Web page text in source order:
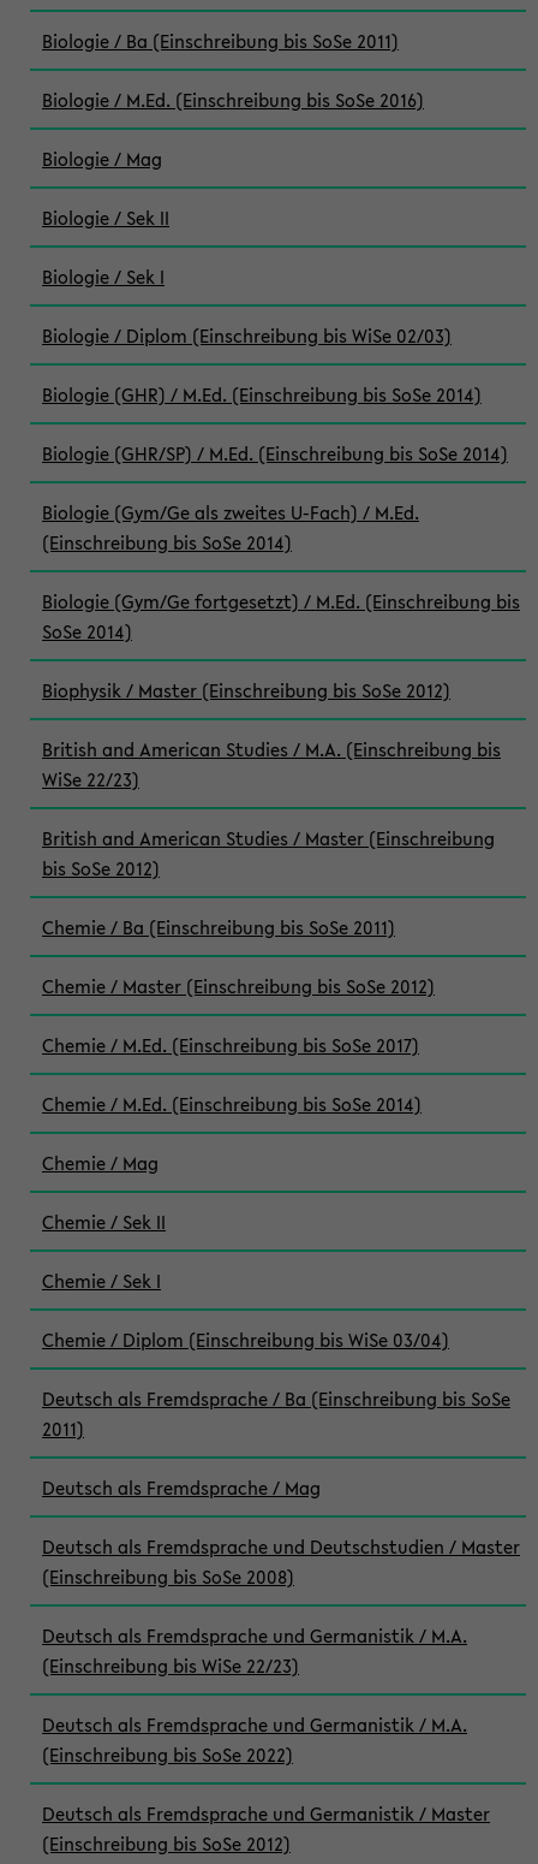
Biologie / Ba (Einschreibung bis SoSe 2011)
Biologie / M.Ed. (Einschreibung bis SoSe 2016)
Biologie / Mag
Biologie / Sek II
Biologie / Sek I
Biologie / Diplom (Einschreibung bis WiSe 02/03)
Biologie (GHR) / M.Ed. (Einschreibung bis SoSe 2014)
Biologie (GHR/SP) / M.Ed. (Einschreibung bis SoSe 2014)
Biologie (Gym/Ge als zweites U-Fach) / M.Ed.
(Einschreibung bis SoSe 2014)
Biologie (Gym/Ge fortgesetzt) / M.Ed. (Einschreibung bis
SoSe 2014)
Biophysik / Master (Einschreibung bis SoSe 2012)
British and American Studies / M.A. (Einschreibung bis
WiSe 22/23)
British and American Studies / Master (Einschreibung
bis SoSe 2012)
Chemie / Ba (Einschreibung bis SoSe 2011)
Chemie / Master (Einschreibung bis SoSe 2012)
Chemie / M.Ed. (Einschreibung bis SoSe 2017)
Chemie / M.Ed. (Einschreibung bis SoSe 2014)
Chemie / Mag
Chemie / Sek II
Chemie / Sek I
Chemie / Diplom (Einschreibung bis WiSe 03/04)
Deutsch als Fremdsprache / Ba (Einschreibung bis SoSe
2011)
Deutsch als Fremdsprache / Mag
Deutsch als Fremdsprache und Deutschstudien / Master
(Einschreibung bis SoSe 2008)
Deutsch als Fremdsprache und Germanistik / M.A.
(Einschreibung bis WiSe 22/23)
Deutsch als Fremdsprache und Germanistik / M.A.
(Einschreibung bis SoSe 2022)
Deutsch als Fremdsprache und Germanistik / Master
(Einschreibung bis SoSe 2012)